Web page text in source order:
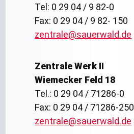
Tel: 0 29 04 / 9 82-0
Fax: 0 29 04 / 9 82- 150
zentrale@sauerwald.de
Zentrale Werk II
Wiemecker Feld 18
Tel.: 0 29 04 / 71286-0
Fax: 0 29 04 / 71286-250
zentrale@sauerwald.de